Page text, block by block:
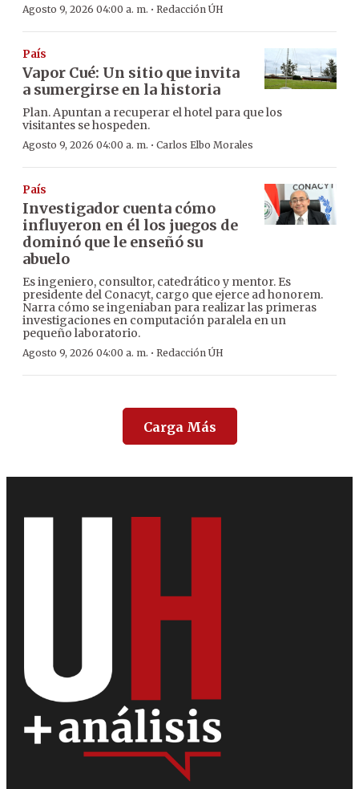
Agosto 9, 2026 04:00 a. m. · Redacción ÚH
País
Vapor Cué: Un sitio que invita
a sumergirse en la historia
Plan. Apuntan a recuperar el hotel para que los
visitantes se hospeden.
Agosto 9, 2026 04:00 a. m. · Carlos Elbo Morales
País
Investigador cuenta cómo
influyeron en él los juegos de
dominó que le enseñó su
abuelo
Es ingeniero, consultor, catedrático y mentor. Es
presidente del Conacyt, cargo que ejerce ad honorem.
Narra cómo se ingeniaban para realizar las primeras
investigaciones en computación paralela en un
pequeño laboratorio.
Agosto 9, 2026 04:00 a. m. · Redacción ÚH
Carga Más